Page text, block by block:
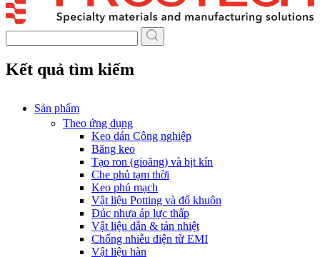
Kết quả tìm kiếm
Sản phẩm
Theo ứng dụng
Keo dán Công nghiệp
Băng keo
Tạo ron (gioăng) và bịt kín
Che phủ tạm thời
Keo phủ mạch
Vật liệu Potting và đổ khuôn
Đúc nhựa áp lực thấp
Vật liệu dẫn & tản nhiệt
Chống nhiễu điện từ EMI
Vật liệu hàn